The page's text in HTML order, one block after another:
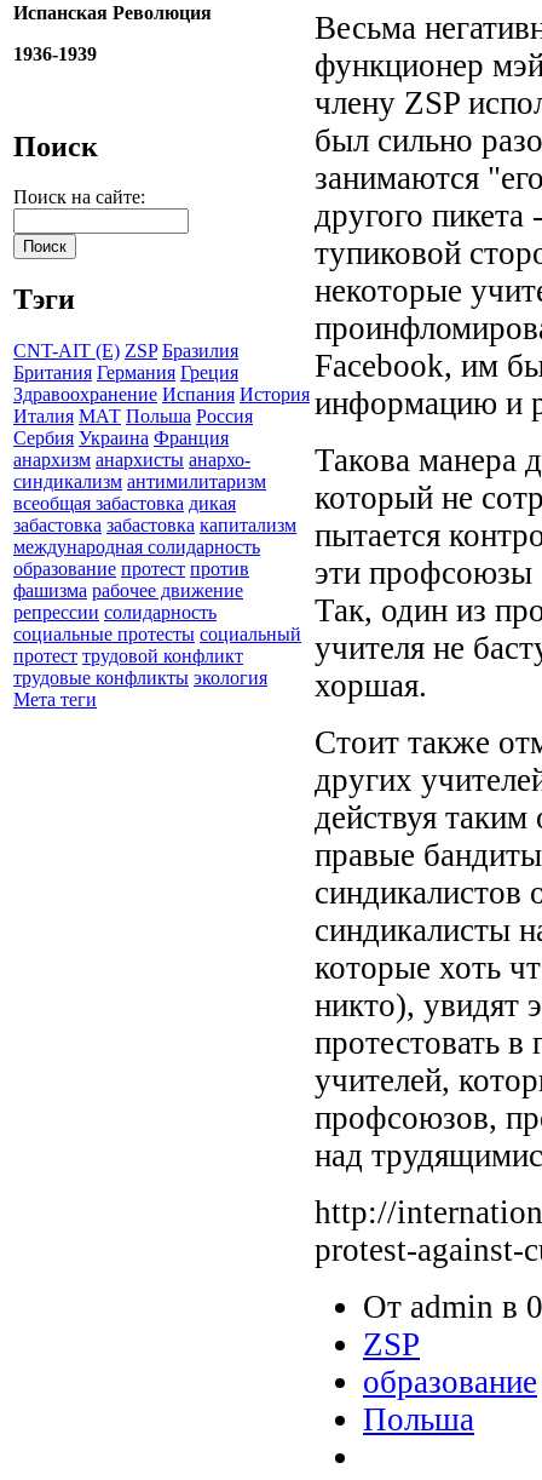
Испанская Революция
1936-1939
Поиск
Поиск на сайте:
Тэги
CNT-AIT (E) ZSP Бразилия
Британия Германия Греция
Здравоохранение Испания История
Италия МАТ Польша Россия
Сербия Украина Франция
анархизм анархисты анархо-
синдикализм антимилитаризм
всеобщая забастовка дикая
забастовка забастовка капитализм
международная солидарность
образование протест против
фашизма рабочее движение
репрессии солидарность
социальные протесты социальный
протест трудовой конфликт
трудовые конфликты экология
Мета теги
Весьма
функционер
члену ZSP
был сильно
занимаются
другого
тупиковой
некоторые
Facebook, им
информацию и
Такова манера
который не
пытается
эти профсоюзы
Так, один из
учителя не
хоршая.
Стоит также
других
действуя
правые
синдикалисты
которые хоть
никто), увидят
протестовать в
учителей,
профсоюзов,
над
http://
protest-against-
От admin в
ZSP
образование
Польша